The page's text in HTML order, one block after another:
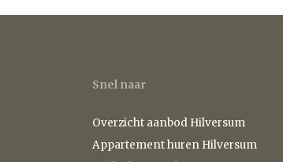
Snel naar
Overzicht aanbod Hilversum
Appartement huren Hilversum